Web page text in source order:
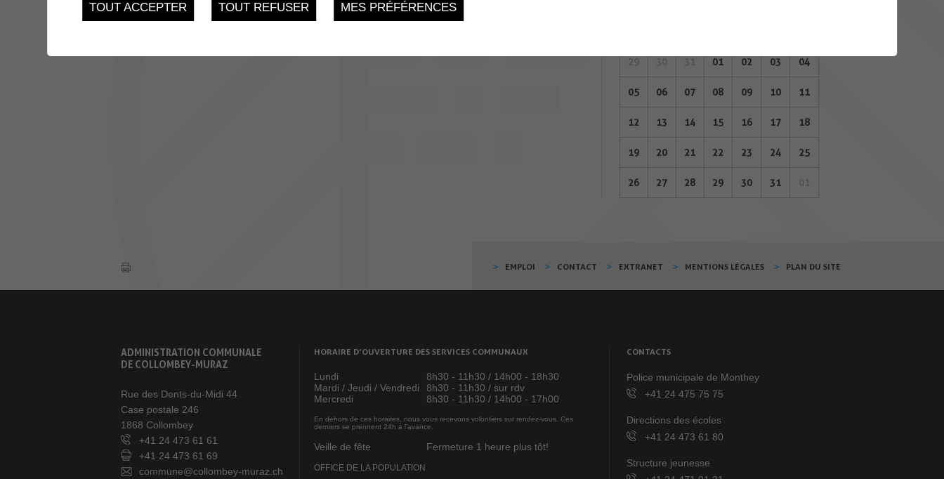
01 02 03 04
05 06 07 08 09 10 11
12 13 14 15 16 17 18
19 20 21 22 23 24 25
26 27 28 29 30 31
EMPLOI CONTACT EXTRANET MENTIONS LÉGALES PLAN DU SITE
ADMINISTRATION COMMUNALE
DE COLLOMBEY-MURAZ
Rue des Dents-du-Midi 44
Case postale 246
1868 Collombey
+41 24 473 61 61
+41 24 473 61 69
commune@collombey-muraz.ch
HORAIRE D’OUVERTURE DES SERVICES COMMUNAUX
Lundi
8h30 - 11h30 / 14h00 - 18h30
Mardi / Jeudi / Vendredi
8h30 - 11h30 / sur rdv
Mercredi
8h30 - 11h30 / 14h00 - 17h00
En dehors de ces horaires, nous vous recevons volontiers sur rendez-vous. Ces
derniers se prennent 24h à l’avance.
Veille de fête Fermeture 1 heure plus tôt!
OFFICE DE LA POPULATION
CONTACTS
Police municipale de Monthey
+41 24 475 75 75
Directions des écoles
+41 24 473 61 80
Structure jeunesse
TOUT ACCEPTER TOUT REFUSER MES PRÉFÉRENCES